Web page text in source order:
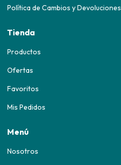
Política de Cambios y Devoluciones
Tienda
Productos
Ofertas
Favoritos
Mis Pedidos
Menú
Nosotros